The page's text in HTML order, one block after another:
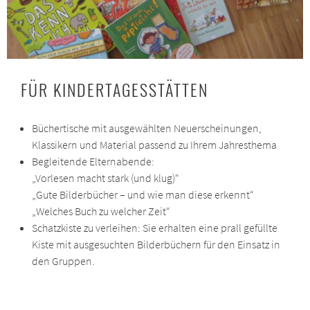
FÜR KINDERTAGESSTÄTTEN
Büchertische mit ausgewählten Neuerscheinungen,
Klassikern und Material passend zu Ihrem Jahresthema
Begleitende Elternabende:
„Vorlesen macht stark (und klug)“
„Gute Bilderbücher – und wie man diese erkennt“
„Welches Buch zu welcher Zeit“
Schatzkiste zu verleihen: Sie erhalten eine prall gefüllte
Kiste mit ausgesuchten Bilderbüchern für den Einsatz in
den Gruppen.